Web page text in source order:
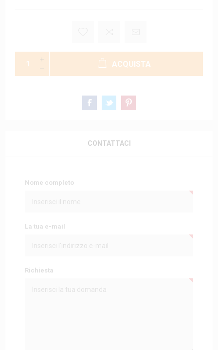
ACQUISTA
CONTATTACI
Nome completo
La tua e-mail
Richiesta